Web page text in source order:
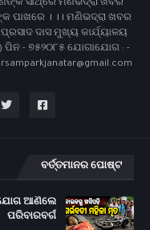
ସାଥ୍‌ରେ ମଣିଭଦ୍ରା ଖବର
। ।। ମଣିଭଦ୍ରା ଖବର
ଦାସ ମୁଖ୍ୟ କାର୍ଯ୍ୟାଳୟ
ପିନ - ୭୫୨୦୮୫ ଯୋଗାଯୋଗ : -
ବର୍ତ୍ତମାନର ପୋଷ୍ଟ
ଆଣିଲେ
ପରିବାରବର୍ଗ